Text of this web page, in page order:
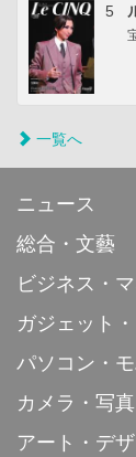
5
一覧へ
ニュース
総合・文藝
ビジネス・
ガジェット
パソコン・
カメラ・写真
アート・デ